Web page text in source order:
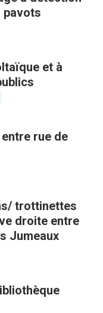
pavots
et à
rue de
trottinettes
droite entre
Jumeaux